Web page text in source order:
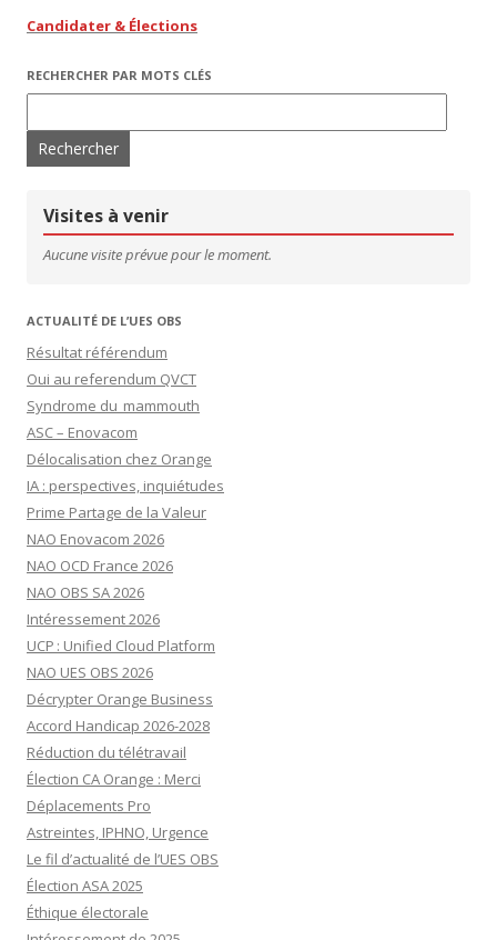
Candidater & Élections
RECHERCHER PAR MOTS CLÉS
Visites à venir
Aucune visite prévue pour le moment.
ACTUALITÉ DE L’UES OBS
Résultat référendum
Oui au referendum QVCT
Syndrome du mammouth
ASC – Enovacom
Délocalisation chez Orange
IA : perspectives, inquiétudes
Prime Partage de la Valeur
NAO Enovacom 2026
NAO OCD France 2026
NAO OBS SA 2026
Intéressement 2026
UCP : Unified Cloud Platform
NAO UES OBS 2026
Décrypter Orange Business
Accord Handicap 2026-2028
Réduction du télétravail
Élection CA Orange : Merci
Déplacements Pro
Astreintes, IPHNO, Urgence
Le fil d’actualité de l’UES OBS
Élection ASA 2025
Éthique électorale